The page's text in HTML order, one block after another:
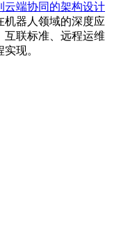
云端协同的架构设计
机器人领域的深度应
互联标准、远程运维
现。